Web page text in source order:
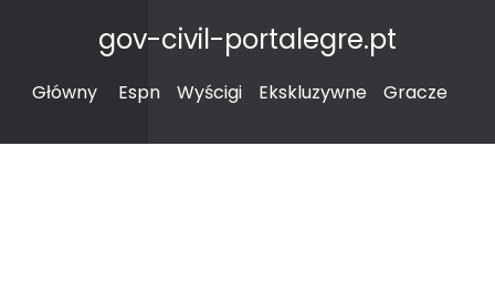
gov-civil-portalegre.pt
Główny Espn Wyścigi Ekskluzywne Gracze